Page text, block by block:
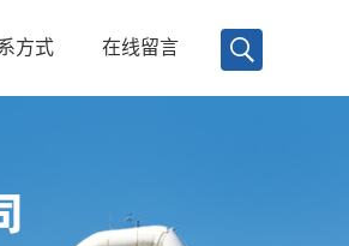
方式 在线留言